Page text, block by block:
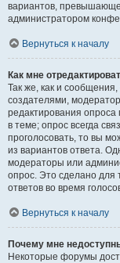
вариантов,
администратором
Вернуться к началу
Как мне
Так же, как и
создателями,
редактирования
в теме; опрос всегда
проголосовать, то вы
из вариантов ответа.
модераторы или
опрос. Это сделано для
ответов во время
Вернуться к началу
Почему мне
Некоторые форумы